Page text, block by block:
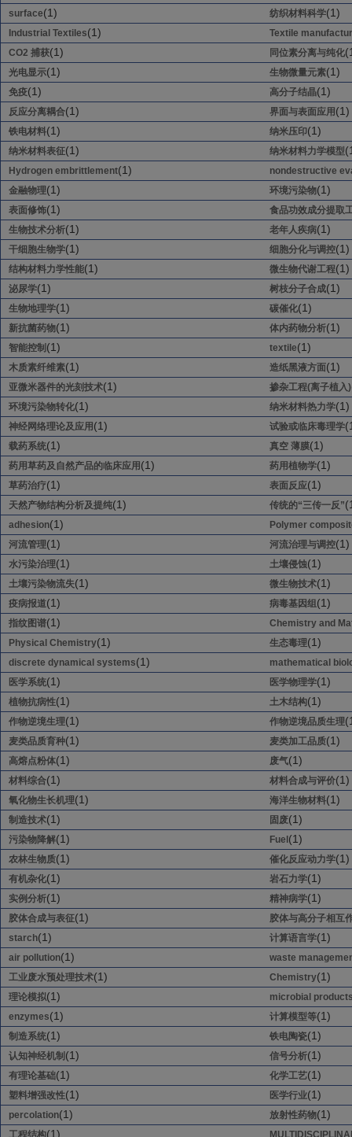
surface(1) 纺织材料科学(1)
Industrial Textiles(1)
Textile
CO2 捕获(1) 同位素分离与纯化
光电显示(1) 生物微量元素(1)
免疫(1) 高分子结晶(1)
反应分离耦合(1) 界面与表面应用 (1)
铁电材料(1) 纳米压印(1)
纳米材料表征(1) 纳米材料力学模型
Hydrogen embrittlement(1)
nondestructive
金融物理(1) 环境污染物(1)
表面修饰(1)
食品功效成分提取
生物技术分析(1) 老年人疾病(1)
干细胞生物学(1) 细胞分化与调控(1)
结构材料力学性能(1) 微生物代谢工程(1)
泌尿学(1) 树枝分子合成(1)
生物地理学(1) 碳催化(1)
新抗菌药物(1) 体内药物分析(1)
智能控制 (1) textile(1)
木质素纤维素(1) 造纸黑液方面(1)
亚微米器件的光刻技术(1) 掺杂工程(离子植入)
环境污染物转化(1) 纳米材料热力学(1)
神经网络理论及应用 (1) 试验或临床毒理学
载药系统(1) 真空 薄膜(1)
药用草药及自然产品的临床应用 (1) 药用植物学(1)
草药治疗(1) 表面反应(1)
天然产物结构分析及提纯(1) 传统的“三传一反”
adhesion(1)
Polymer
河流管理(1) 河流治理与调控(1)
水污染治理(1) 土壤侵蚀(1)
土壤污染物流失(1) 微生物技术(1)
疫病报道(1) 病毒基因组(1)
指纹图谱(1)
Chemistry and
Physical Chemistry(1) 生态毒理(1)
discrete dynamical systems(1)
mathematical
医学系统(1) 医学物理学(1)
植物抗病性(1) 土木结构(1)
作物逆境生理(1) 作物逆境品质生理
麦类品质育种(1) 麦类加工品质(1)
高熔点粉体(1) 废气(1)
材料综合(1) 材料合成与评价(1)
氧化物生长机理(1) 海洋生物材料(1)
制造技术(1) 固废(1)
污染物降解(1) Fuel (1)
农林生物质(1) 催化反应动力学(1)
有机杂化(1) 岩石力学(1)
实例分析(1) 精神病学(1)
胶体合成与表征(1)
胶体与高分子相互
starch(1) 计算语言学(1)
air pollution(1)
waste
工业废水预处理技术(1) Chemistry(1)
理论模拟(1)
microbial
enzymes(1) 计算模型等(1)
制造系统(1) 铁电陶瓷(1)
认知神经机制 (1) 信号分析(1)
有理论基础(1) 化学工艺(1)
塑料增强改性(1) 医学行业(1)
percolation(1) 放射性药物(1)
工程结构(1)